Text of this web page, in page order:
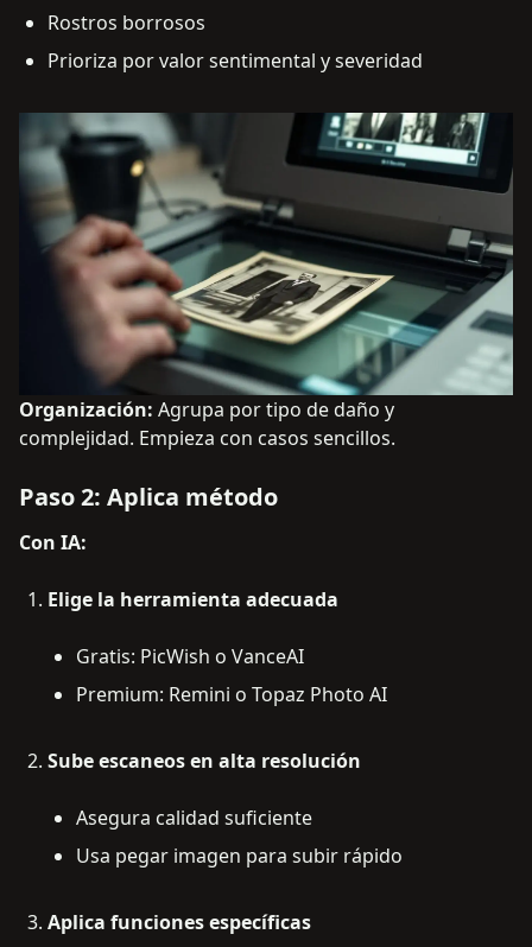
Rostros borrosos
Prioriza por valor sentimental y severidad
Organización: Agrupa por tipo de daño y
complejidad. Empieza con casos sencillos.
Paso 2: Aplica método
Con IA:
Elige la herramienta adecuada
Gratis: PicWish o VanceAI
Premium: Remini o Topaz Photo AI
Sube escaneos en alta resolución
Asegura calidad suficiente
Usa pegar imagen para subir rápido
Aplica funciones específicas